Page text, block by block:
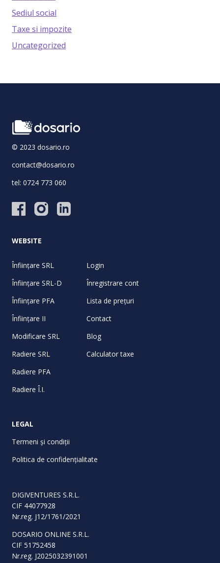
Sediul social
Taxe si impozite
Uncategorized
© 2023 dosario.ro
contact@dosario.ro
tel: 0724 773 060
WEBSITE
Înființare SRL
Înființare SRL-D
Înființare PFA
Înființare II
Modificare SRL
Radiere SRL
Radiere PFA
Radiere Î.I.
Login
Înregistrare cont
Lista de prețuri
Contact
Blog
Calculator taxe
LEGAL
Termeni și condiții
Politica de confidențialitate
DIGIVENTURES S.R.L.
CIF 44077928
Nr.reg. J12/1761/2021
DOSARIO ONLINE S.R.L.
CIF 51752458
Nr.reg. J2025032391001